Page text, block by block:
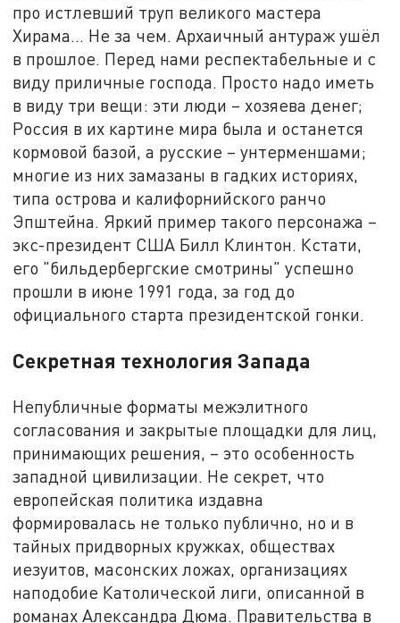
про истлевший труп великого мастера
Хирама... Не за чем. Архаичный антураж ушёл
в прошлое. Перед нами респектабельные и с
виду приличные господа. Просто надо иметь
в виду три вещи: эти люди – хозяева денег;
Россия в их картине мира была и останется
кормовой базой, а русские – унтерменшами;
многие из них замазаны в гадких историях,
типа острова и калифорнийского ранчо
Эпштейна. Яркий пример такого персонажа –
экс-президент США Билл Клинтон. Кстати,
его "бильдербергские смотрины" успешно
прошли в июне 1991 года, за год до
официального старта президентской гонки.
Секретная технология Запада
Непубличные форматы межэлитного
согласования и закрытые площадки для лиц,
принимающих решения, – это особенность
западной цивилизации. Не секрет, что
европейская политика издавна
формировалась не только публично, но и в
тайных придворных кружках, обществах
иезуитов, масонских ложах, организациях
наподобие Католической лиги, описанной в
романах Александра Дюма. Правительства в